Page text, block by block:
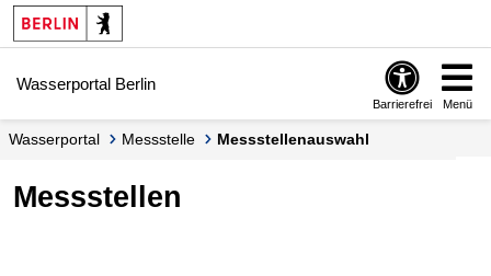
Springe zur Navigation
Springe zum Inhalt
Wasserportal Berlin
Barrierefrei Menü
Wasserportal Messstelle Messstellenauswahl
Messstellen